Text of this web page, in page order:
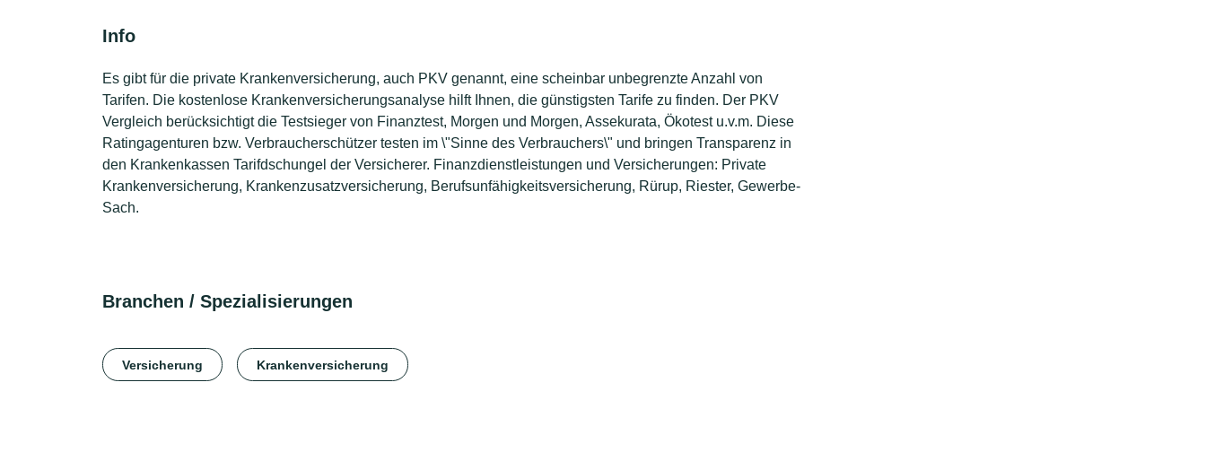
Info
Es gibt für die private Krankenversicherung, auch PKV genannt, eine scheinbar unbegrenzte Anzahl von
Tarifen. Die kostenlose Krankenversicherungsanalyse hilft Ihnen, die günstigsten Tarife zu finden. Der PKV
Vergleich berücksichtigt die Testsieger von Finanztest, Morgen und Morgen, Assekurata, Ökotest u.v.m. Diese
Ratingagenturen bzw. Verbraucherschützer testen im \"Sinne des Verbrauchers\" und bringen Transparenz in
den Krankenkassen Tarifdschungel der Versicherer. Finanzdienstleistungen und Versicherungen: Private
Krankenversicherung, Krankenzusatzversicherung, Berufsunfähigkeitsversicherung, Rürup, Riester, Gewerbe-
Sach.
Branchen / Spezialisierungen
Versicherung Krankenversicherung